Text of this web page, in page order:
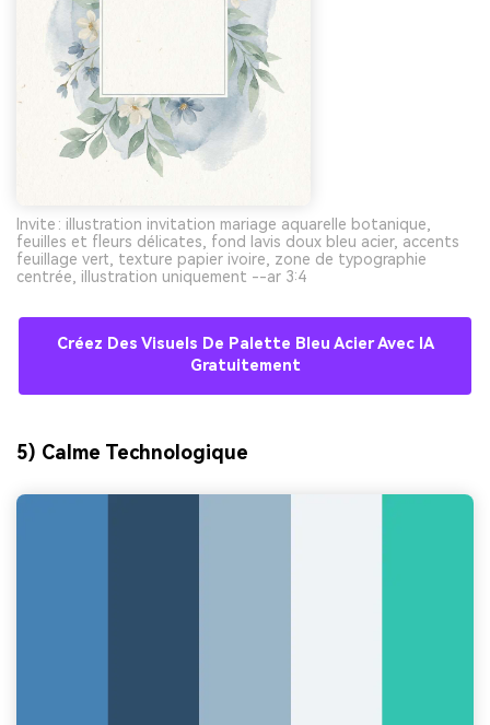
Invite : illustration invitation mariage aquarelle botanique,
feuilles et fleurs délicates, fond lavis doux bleu acier, accents
feuillage vert, texture papier ivoire, zone de typographie
centrée, illustration uniquement --ar 3:4
Créez Des Visuels De Palette Bleu Acier Avec IA
Gratuitement
5) Calme Technologique